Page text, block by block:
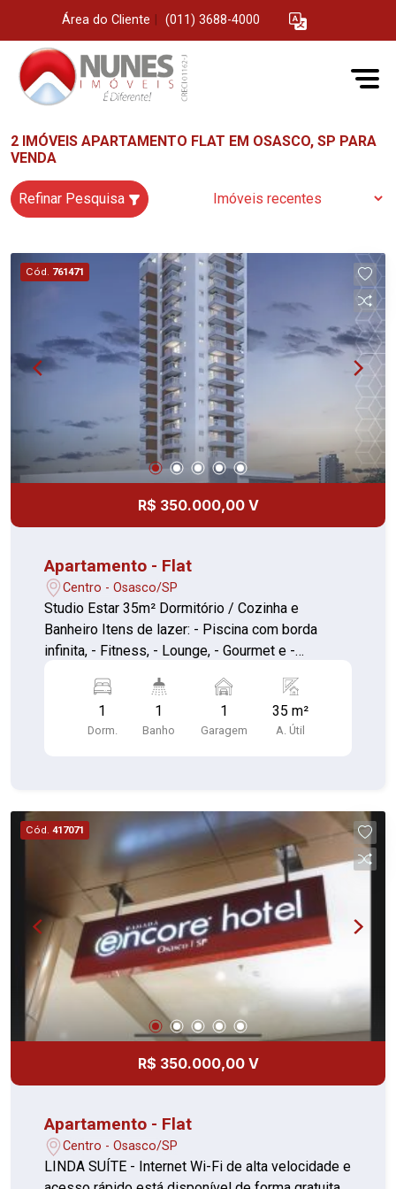
Área do Cliente (011) 3688-4000
2 IMÓVEIS APARTAMENTO FLAT EM OSASCO, SP PARA
VENDA
Refinar Pesquisa
Cód. 761471
R$ 350.000,00 V
Apartamento - Flat
Centro - Osasco/SP
Studio Estar 35m² Dormitório / Cozinha e
Banheiro Itens de lazer: - Piscina com borda
infinita, - Fitness, - Lounge, - Gourmet e -
diretamente para as calçadas Localizado no
Centro de Osasco, a poucos metros da Estação
de Trem, próximo ao Hipermercados; Shopping
sua proposta diretamente para proprietário
através do nosso contato Excelente
localização!!! VISITA SOMENTE COM CORRETOR
1
Dorm.
1
Banho
1
Garagem
35 m²
A. Útil
Cód. 417071
R$ 350.000,00 V
Apartamento - Flat
Centro - Osasco/SP
LINDA SUÍTE - Internet Wi-Fi de alta velocidade e